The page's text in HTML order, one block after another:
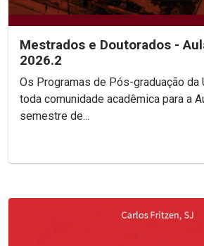
Mestrados e Doutorados -
2026.2
Os Programas de Pós-graduação da
toda comunidade acadêmica para a
semestre de...